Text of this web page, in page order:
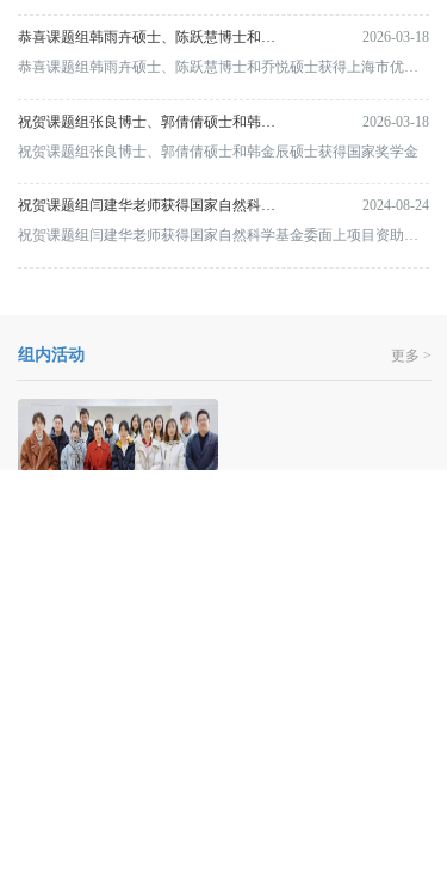
2026-03-18
2026-03-18
祝贺课题组张良博士、郭倩倩硕士和韩金辰硕士获得国家奖学金
祝贺课题组闫建华老师获得国家自然科学基金委面上项目资助、课题组毕业博士张苑苑（青岛大学）和刘淑杰（山西大学）拿到青年科学基金
2024-08-24
祝贺课题组闫建华老师获得国家自然科学基金委面上项目资助、课题组毕业博士张苑苑（青岛大学）和刘淑杰（山西大学）拿到青年科学基金
组内活动 更多 >